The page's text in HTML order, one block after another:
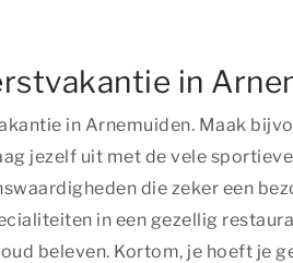
in
in Arnemuiden. Maak
jezelf uit met de vele
die zeker een
in een gezellig
beleven. Kortom, je hoeft je